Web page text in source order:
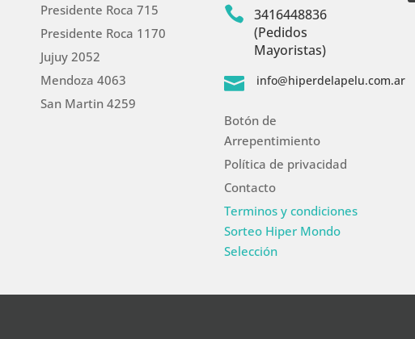
Presidente Roca 715
Presidente Roca 1170
Jujuy 2052
Mendoza 4063
San Martin 4259

3416448836
(Pedidos
Mayoristas)
 info@hiperdelapelu.com.ar
Botón de
Arrepentimiento
Política de privacidad
Contacto
Terminos y condiciones
Sorteo Hiper Mondo
Selección